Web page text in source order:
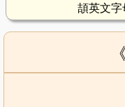
頡英文字
《